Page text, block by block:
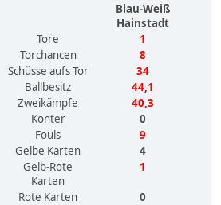
Blau-Weiß
Hainstadt
Tore
1
Torchancen
8
Schüsse aufs Tor
34
Ballbesitz
44,1
Zweikämpfe
40,3
Konter
0
Fouls
9
Gelbe Karten
4
Gelb-Rote
Karten
1
Rote Karten
0